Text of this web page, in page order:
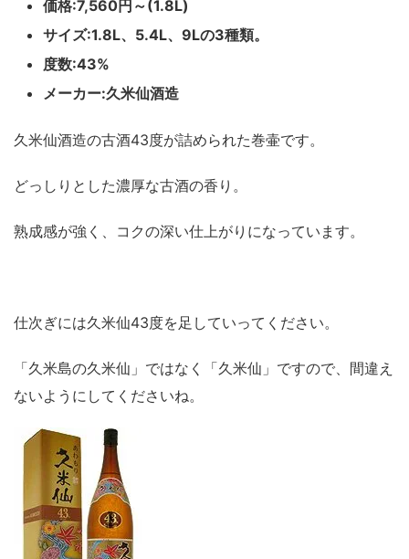
価格:7,560円～(1.8L)
サイズ:1.8L、5.4L、9Lの3種類。
度数:43%
メーカー:久米仙酒造
久米仙酒造の古酒43度が詰められた巻壷です。
どっしりとした濃厚な古酒の香り。
熟成感が強く、コクの深い仕上がりになっています。
仕次ぎには久米仙43度を足していってください。
「久米島の久米仙」ではなく「久米仙」ですので、間違え
ないようにしてくださいね。